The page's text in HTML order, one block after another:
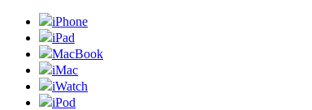
iPhone
iPad
MacBook
iMac
iWatch
iPod